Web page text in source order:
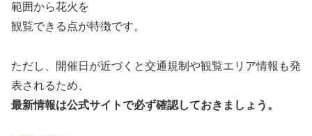
範囲から花火を
観覧できる点が特徴です。
ただし、開催日が近づくと交通規制や観覧エリア情報も発
表されるため、
最新情報は公式サイトで必ず確認しておきましょう。